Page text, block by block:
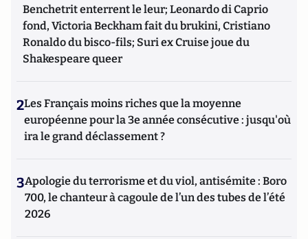
Benchetrit enterrent le leur; Leonardo di Caprio
fond, Victoria Beckham fait du brukini, Cristiano
Ronaldo du bisco-fils; Suri ex Cruise joue du
Shakespeare queer
2Les Français moins riches que la moyenne
européenne pour la 3e année consécutive : jusqu'où
ira le grand déclassement ?
3Apologie du terrorisme et du viol, antisémite : Boro
700, le chanteur à cagoule de l’un des tubes de l’été
2026